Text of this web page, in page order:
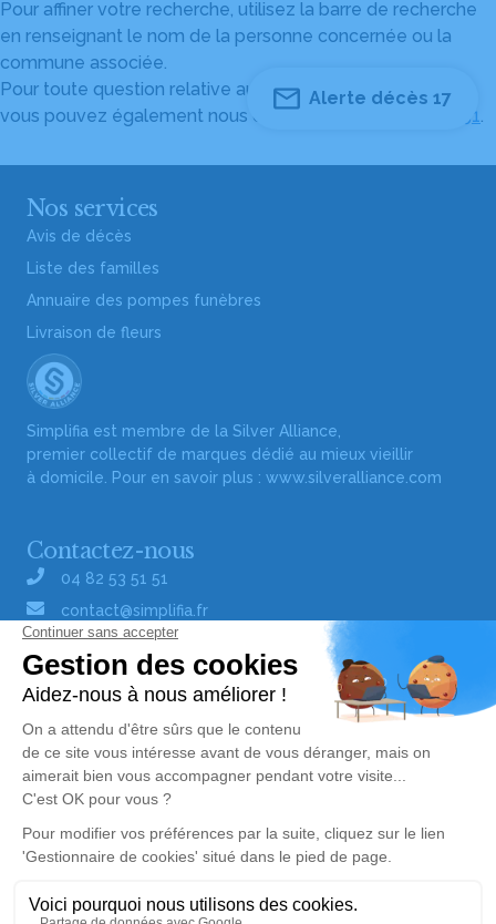
Pour affiner votre recherche, utilisez la barre de recherche
en renseignant le nom de la personne concernée ou la
commune associée.
Pour toute question relative au fonctionnement du site,
vous pouvez également nous contacter au
04 82 53 51 51.
Alerte décès 17
Nos services
Avis de décès
Liste des familles
Annuaire des pompes funèbres
Livraison de fleurs
Simplifia est membre de la Silver Alliance,
premier collectif de marques dédié au mieux vieillir
à domicile. Pour en savoir plus : www.silveralliance.com
Contactez-nous
04 82 53 51 51
contact@simplifia.fr
Réseaux sociaux
Liens utiles
Publier un avis de décès
Signaler un abus/une erreur
Consultez nos offres d'emploi